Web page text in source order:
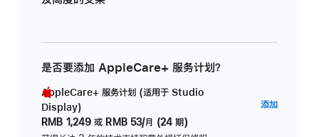
是否要添加 AppleCare+ 服务计划？
AppleCare+ 服务计划 (适用于 Studio
Display)
RMB 1,249 或 RMB 53/月 (24 期)
添加